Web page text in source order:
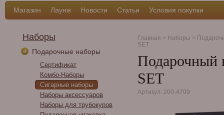
Магазин Лаунж Новости Статьи Условия покупки
Наборы
Подарочные наборы
Сертификат
Комбо-Наборы
Сигарные наборы
Наборы аксессуаров
Наборы для трубокуров
Главная > Наборы >
SET
Подарочный
SET
Артикул: 200-4709